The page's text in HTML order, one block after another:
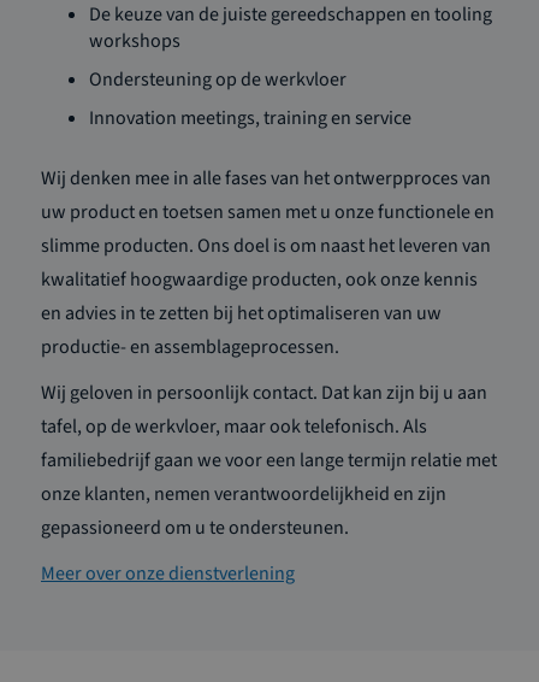
De keuze van de juiste gereedschappen en tooling
workshops
Ondersteuning op de werkvloer
Innovation meetings, training en service
Wij denken mee in alle fases van het ontwerpproces van
uw product en toetsen samen met u onze functionele en
slimme producten. Ons doel is om naast het leveren van
kwalitatief hoogwaardige producten, ook onze kennis
en advies in te zetten bij het optimaliseren van uw
productie- en assemblageprocessen.
Wij geloven in persoonlijk contact. Dat kan zijn bij u aan
tafel, op de werkvloer, maar ook telefonisch. Als
familiebedrijf gaan we voor een lange termijn relatie met
onze klanten, nemen verantwoordelijkheid en zijn
gepassioneerd om u te ondersteunen.
Meer over onze dienstverlening